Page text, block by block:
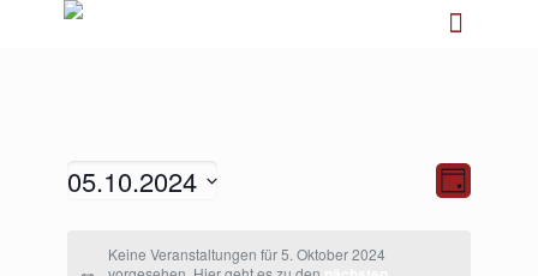
Ansichten-
Navigation
Ansichten-
Tag
05.10.2024
wählen.Keine Veranstaltungen für 5. Oktober 2024